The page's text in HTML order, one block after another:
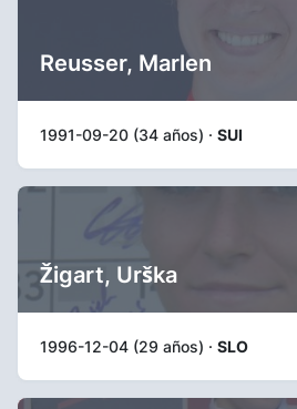
Reusser, Marlen
1991-09-20 (34 años) · SUI
Žigart, Urška
1996-12-04 (29 años) · SLO